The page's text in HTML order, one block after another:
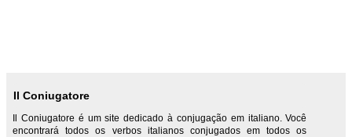
Il Coniugatore
Il Coniugatore é um site dedicado à conjugação em italiano. Você
encontrará todos os verbos italianos conjugados em todos os